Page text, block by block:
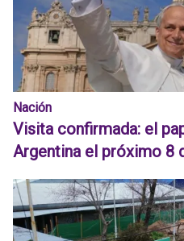
Nación
Visita confirmada: el
Argentina el próximo 8